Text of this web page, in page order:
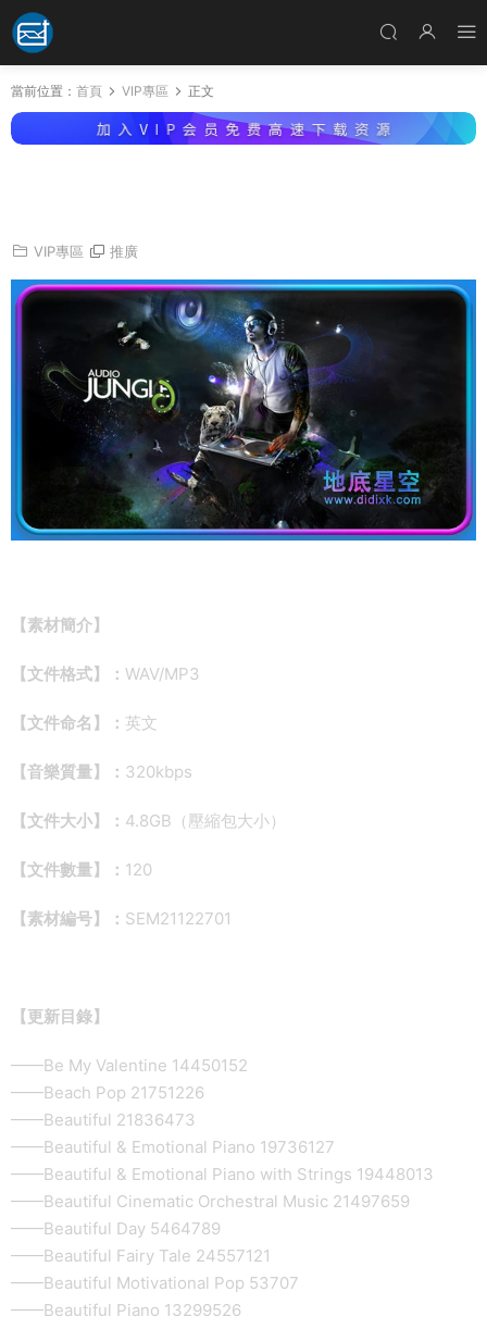
當前位置： 首頁 VIP專區 正文
VIP專區 推廣
【素材簡介】
【文件格式】： WAV/MP3
【文件命名】： 英文
【音樂質量】： 320kbps
【文件大小】： 4.8GB（壓縮包大小）
【文件數量】： 120
【素材編号】： SEM21122701
【更新目錄】
——Be My Valentine 14450152
——Beach Pop 21751226
——Beautiful 21836473
——Beautiful & Emotional Piano 19736127
——Beautiful & Emotional Piano with Strings 19448013
——Beautiful Cinematic Orchestral Music 21497659
——Beautiful Day 5464789
——Beautiful Fairy Tale 24557121
——Beautiful Motivational Pop 53707
——Beautiful Piano 13299526